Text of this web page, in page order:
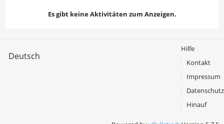
Es gibt keine Aktivitäten zum Anzeigen.
Deutsch
Hilfe
Kontakt
Impressum
Datenschutz
Hinauf